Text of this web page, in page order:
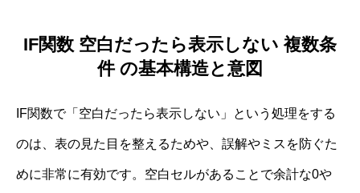
IF関数 空白だったら表示しない 複数条
件 の基本構造と意図
IF関数で「空白だったら表示しない」という処理をする
のは、表の見た目を整えるためや、誤解やミスを防ぐた
めに非常に有効です。空白セルがあることで余計な0や